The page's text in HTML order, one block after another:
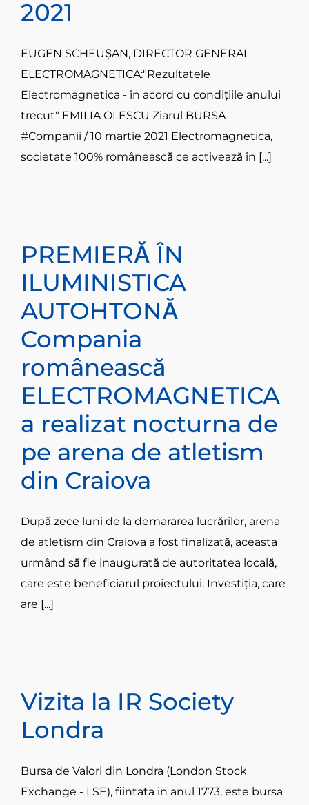
2021
EUGEN SCHEUŞAN, DIRECTOR GENERAL
ELECTROMAGNETICA:"Rezultatele
Electromagnetica - în acord cu condiţiile anului
trecut" EMILIA OLESCU Ziarul BURSA
#Companii / 10 martie 2021 Electromagnetica,
societate 100% românească ce activează în [...]
PREMIERĂ ÎN
ILUMINISTICA
AUTOHTONĂ
Compania
românească
ELECTROMAGNETICA
a realizat nocturna de
pe arena de atletism
din Craiova
După zece luni de la demararea lucrărilor, arena
de atletism din Craiova a fost finalizată, aceasta
urmând să fie inaugurată de autoritatea locală,
care este beneficiarul proiectului. Investiţia, care
are [...]
Vizita la IR Society
Londra
Bursa de Valori din Londra (London Stock
Exchange - LSE), fiintata in anul 1773, este bursa